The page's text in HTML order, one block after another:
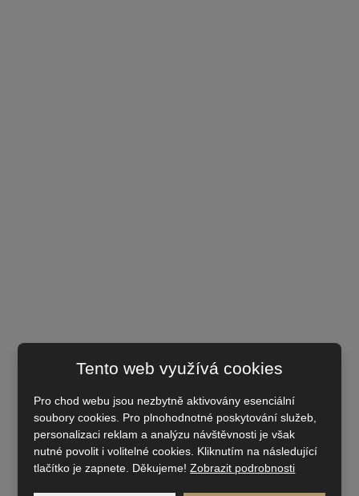
Tento web využívá cookies
Pro chod webu jsou nezbytně aktivovány esenciální
soubory cookies. Pro plnohodnotné poskytování služeb,
personalizaci reklam a analýzu návštěvnosti je však
nutné povolit i volitelné cookies. Kliknutím na následující
tlačítko je zapnete. Děkujeme!Zobrazit podrobnosti